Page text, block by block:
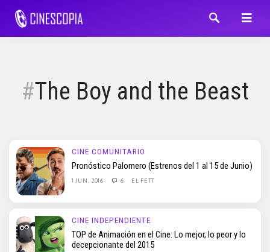
The Boy and the Beast
CINE COMUNITARIO
Pronóstico Palomero (Estrenos del 1 al 15 de Junio)
1 JUN, 2016 6 EL FETT
CINE INDEPENDIENTE
TOP de Animación en el Cine: Lo mejor, lo peor y lo
decepcionante del 2015